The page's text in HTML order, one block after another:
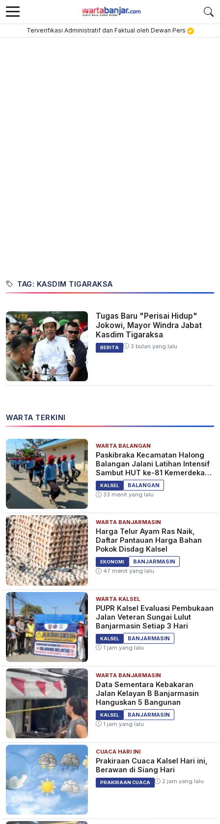
Terverifikasi Administratif dan Faktual oleh Dewan Pers
TAG: KASDIM TIGARAKSA
Tugas Baru "Perisai Hidup"
Jokowi, Mayor Windra Jabat
Kasdim Tigaraksa
BERITA 3 bulan yang lalu
WARTA TERKINI
WARTA BALANGAN
Paskibraka Kecamatan Halong
Balangan Jalani Latihan Intensif
Sambut HUT ke-81 Kemerdekaan
RIKALSEL
BALANGAN
33 menit yang lalu
WARTA BANJARMASIN
Harga Telur Ayam Ras Naik,
Daftar Pantauan Harga Bahan
Pokok Disdag Kalsel
EKONOMI
BANJARMASIN
47 menit yang lalu
WARTA KALSEL
PUPR Kalsel Evaluasi Pembukaan
Jalan Veteran Sungai Lulut
Banjarmasin Setiap 3 Hari
KALSEL
BANJARMASIN
1 jam yang lalu
WARTA BANJARMASIN
Data Sementara Kebakaran
Jalan Kelayan B Banjarmasin
Hanguskan 5 Bangunan
KALSEL
BANJARMASIN
1 jam yang lalu
CUACA HARI INI
Prakiraan Cuaca Kalsel Hari ini,
Berawan di Siang Hari
PRAKIRAAN CUACA 2 jam yang lalu